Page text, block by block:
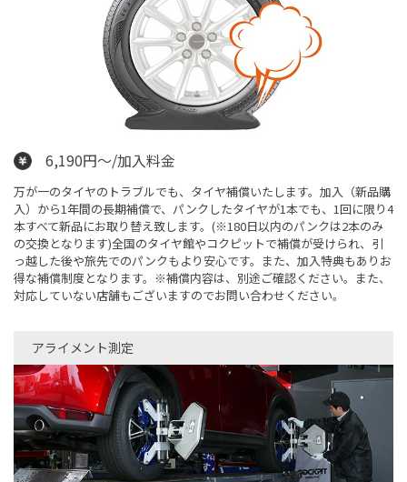
6,190円〜/加入料金
万が一のタイヤのトラブルでも、タイヤ補償いたします。加入（新品購
入）から1年間の長期補償で、パンクしたタイヤが1本でも、1回に限り4
本すべて新品にお取り替え致します。(※180日以内のパンクは2本のみ
の交換となります)全国のタイヤ館やコクピットで補償が受けられ、引
っ越した後や旅先でのパンクもより安心です。また、加入特典もありお
得な補償制度となります。※補償内容は、別途ご確認ください。また、
対応していない店舗もございますのでお問い合わせください。
アライメント測定